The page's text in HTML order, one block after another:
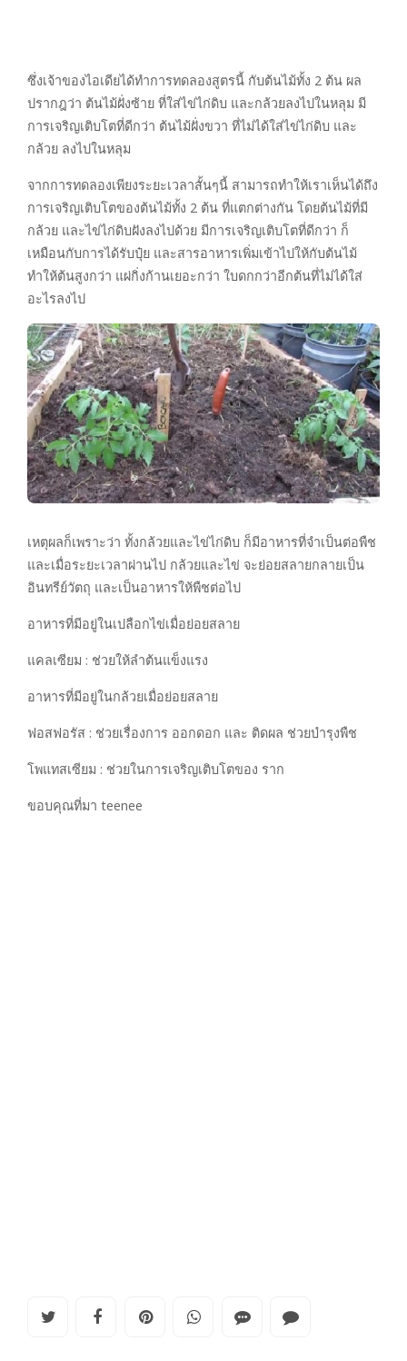
ซึ่งเจ้าของไอเดียได้ทำการทดลองสูตรนี้ กับต้นไม้ทั้ง 2 ต้น ผล
ปรากฎว่า ต้นไม้ฝั่งซ้าย ที่ใส่ไข่ไก่ดิบ และกล้วยลงไปในหลุม มี
การเจริญเติบโตที่ดีกว่า ต้นไม้ฝั่งขวา ที่ไม่ได้ใส่ไข่ไก่ดิบ และ
กล้วย ลงไปในหลุม
จากการทดลองเพียงระยะเวลาสั้นๆนี้ สามารถทำให้เราเห็นได้ถึง
การเจริญเติบโตของต้นไม้ทั้ง 2 ต้น ที่แตกต่างกัน โดยต้นไม้ที่มี
กล้วย และไข่ไก่ดิบฝังลงไปด้วย มีการเจริญเติบโตที่ดีกว่า ก็
เหมือนกับการได้รับปุ๋ย และสารอาหารเพิ่มเข้าไปให้กับต้นไม้
ทำให้ต้นสูงกว่า แผ่กิ่งก้านเยอะกว่า ใบดกกว่าอีกต้นที่ไม่ได้ใส่
อะไรลงไป
เหตุผลก็เพราะว่า ทั้งกล้วยและไข่ไก่ดิบ ก็มีอาหารที่จำเป็นต่อพืช
และเมื่อระยะเวลาผ่านไป กล้วยและไข่ จะย่อยสลายกลายเป็น
อินทรีย์วัตถุ และเป็นอาหารให้พืชต่อไป
อาหารที่มีอยู่ในเปลือกไข่เมื่อย่อยสลาย
แคลเซียม : ช่วยให้ลำต้นแข็งแรง
อาหารที่มีอยู่ในกล้วยเมื่อย่อยสลาย
ฟอสฟอรัส : ช่วยเรื่องการ ออกดอก และ ติดผล ช่วยบำรุงพืช
โพแทสเซียม : ช่วยในการเจริญเติบโตของ ราก
ขอบคุณที่มา teenee